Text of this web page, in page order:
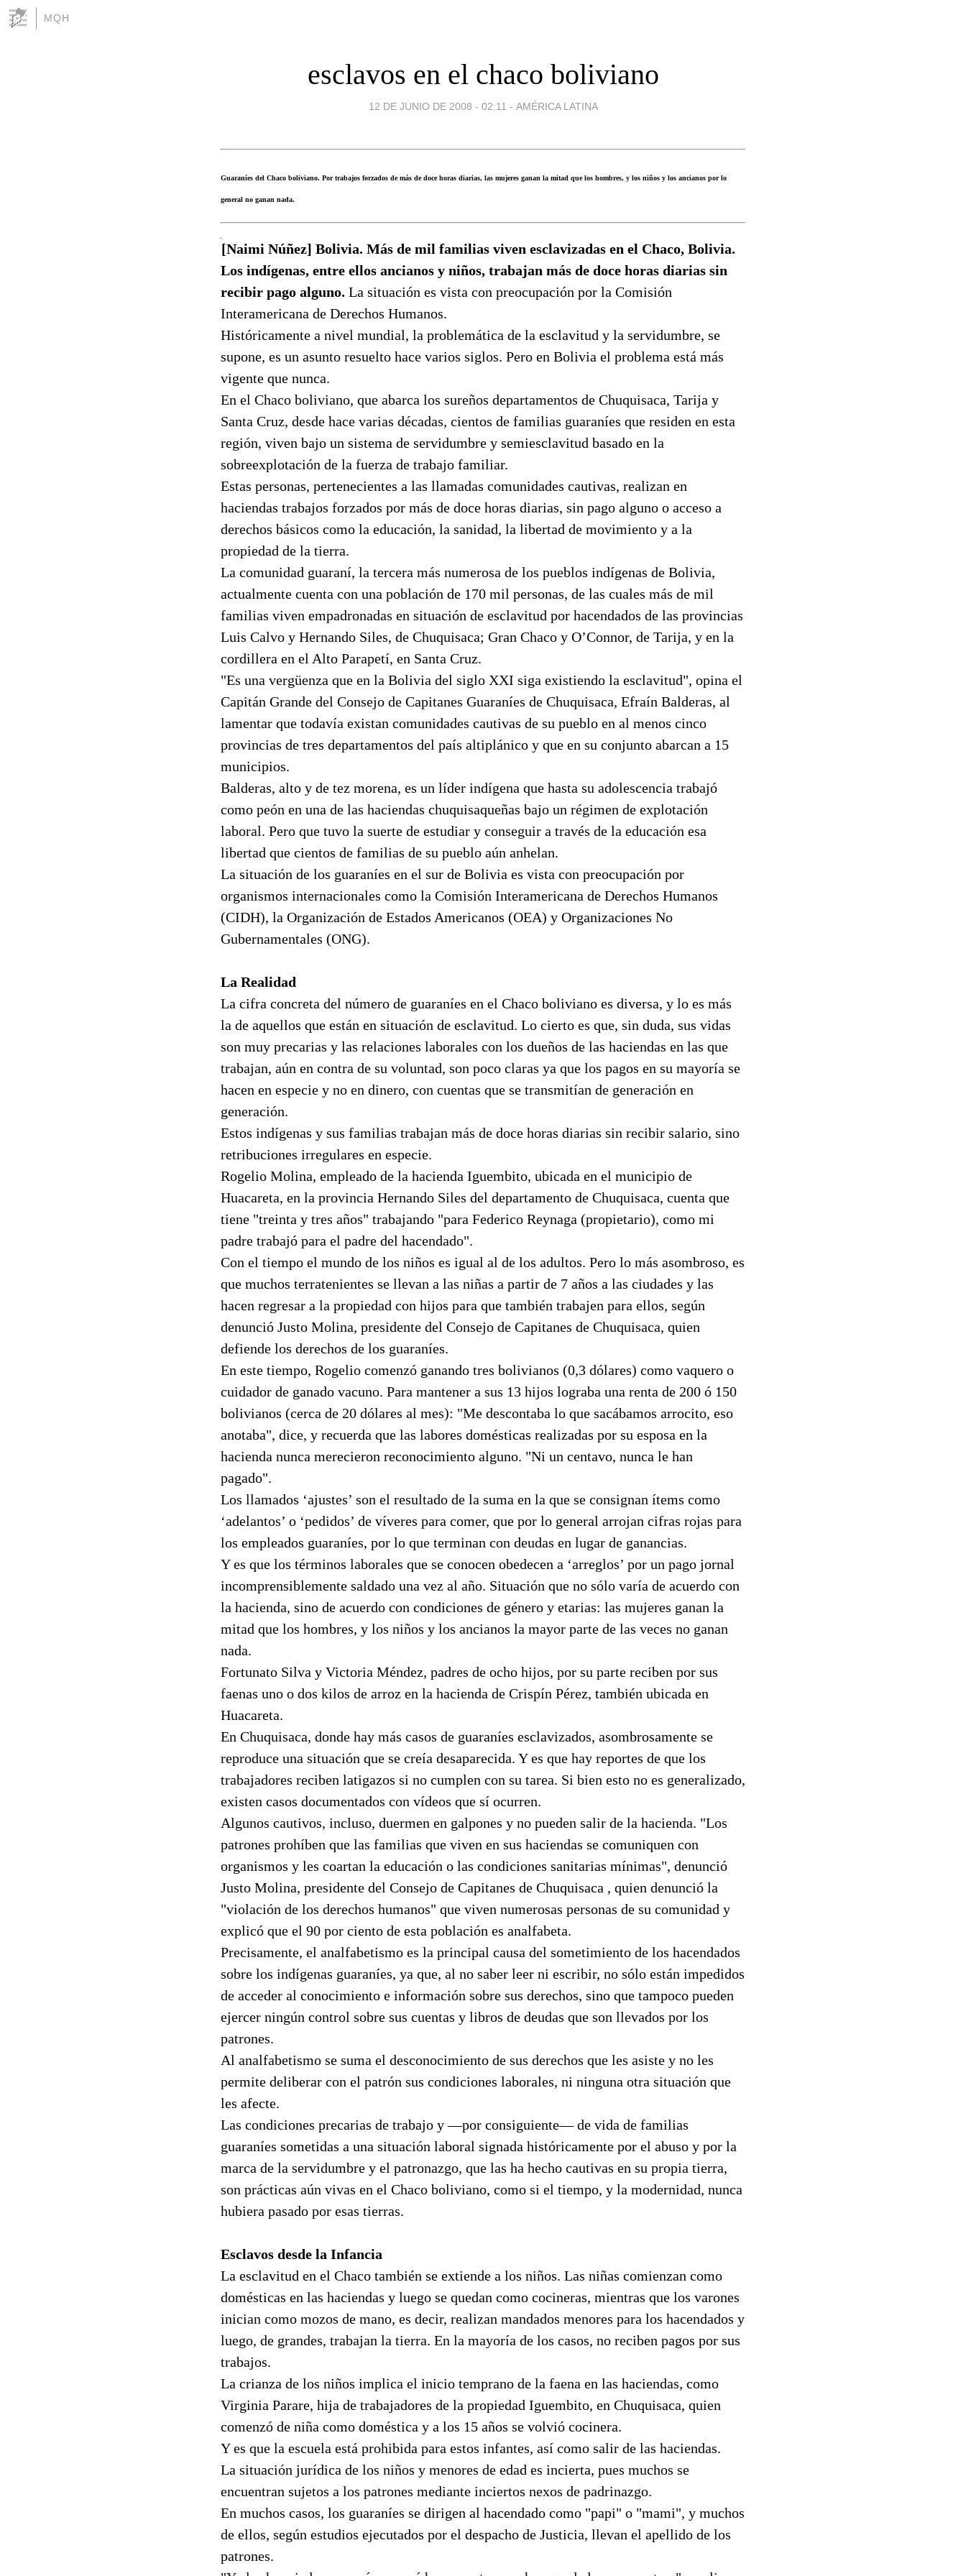
MQH
esclavos en el chaco boliviano
12 DE JUNIO DE 2008 - 02:11 - AMÉRICA LATINA
Guaraníes del Chaco boliviano. Por trabajos forzados de más de doce horas diarias, las mujeres ganan la mitad que los hombres, y los niños y los ancianos por lo
general no ganan nada.
[Naimi Núñez] Bolivia. Más de mil familias viven esclavizadas en el Chaco, Bolivia.
Los indígenas, entre ellos ancianos y niños, trabajan más de doce horas diarias sin
recibir pago alguno. La situación es vista con preocupación por la Comisión
Interamericana de Derechos Humanos.
Históricamente a nivel mundial, la problemática de la esclavitud y la servidumbre, se
supone, es un asunto resuelto hace varios siglos. Pero en Bolivia el problema está más
vigente que nunca.
En el Chaco boliviano, que abarca los sureños departamentos de Chuquisaca, Tarija y
Santa Cruz, desde hace varias décadas, cientos de familias guaraníes que residen en esta
región, viven bajo un sistema de servidumbre y semiesclavitud basado en la
sobreexplotación de la fuerza de trabajo familiar.
Estas personas, pertenecientes a las llamadas comunidades cautivas, realizan en
haciendas trabajos forzados por más de doce horas diarias, sin pago alguno o acceso a
derechos básicos como la educación, la sanidad, la libertad de movimiento y a la
propiedad de la tierra.
La comunidad guaraní, la tercera más numerosa de los pueblos indígenas de Bolivia,
actualmente cuenta con una población de 170 mil personas, de las cuales más de mil
familias viven empadronadas en situación de esclavitud por hacendados de las provincias
Luis Calvo y Hernando Siles, de Chuquisaca; Gran Chaco y O’Connor, de Tarija, y en la
cordillera en el Alto Parapetí, en Santa Cruz.
"Es una vergüenza que en la Bolivia del siglo XXI siga existiendo la esclavitud", opina el
Capitán Grande del Consejo de Capitanes Guaraníes de Chuquisaca, Efraín Balderas, al
lamentar que todavía existan comunidades cautivas de su pueblo en al menos cinco
provincias de tres departamentos del país altiplánico y que en su conjunto abarcan a 15
municipios.
Balderas, alto y de tez morena, es un líder indígena que hasta su adolescencia trabajó
como peón en una de las haciendas chuquisaqueñas bajo un régimen de explotación
laboral. Pero que tuvo la suerte de estudiar y conseguir a través de la educación esa
libertad que cientos de familias de su pueblo aún anhelan.
La situación de los guaraníes en el sur de Bolivia es vista con preocupación por
organismos internacionales como la Comisión Interamericana de Derechos Humanos
(CIDH), la Organización de Estados Americanos (OEA) y Organizaciones No
Gubernamentales (ONG).
La Realidad
La cifra concreta del número de guaraníes en el Chaco boliviano es diversa, y lo es más
la de aquellos que están en situación de esclavitud. Lo cierto es que, sin duda, sus vidas
son muy precarias y las relaciones laborales con los dueños de las haciendas en las que
trabajan, aún en contra de su voluntad, son poco claras ya que los pagos en su mayoría se
hacen en especie y no en dinero, con cuentas que se transmitían de generación en
generación.
Estos indígenas y sus familias trabajan más de doce horas diarias sin recibir salario, sino
retribuciones irregulares en especie.
Rogelio Molina, empleado de la hacienda Iguembito, ubicada en el municipio de
Huacareta, en la provincia Hernando Siles del departamento de Chuquisaca, cuenta que
tiene "treinta y tres años" trabajando "para Federico Reynaga (propietario), como mi
padre trabajó para el padre del hacendado".
Con el tiempo el mundo de los niños es igual al de los adultos. Pero lo más asombroso, es
que muchos terratenientes se llevan a las niñas a partir de 7 años a las ciudades y las
hacen regresar a la propiedad con hijos para que también trabajen para ellos, según
denunció Justo Molina, presidente del Consejo de Capitanes de Chuquisaca, quien
defiende los derechos de los guaraníes.
En este tiempo, Rogelio comenzó ganando tres bolivianos (0,3 dólares) como vaquero o
cuidador de ganado vacuno. Para mantener a sus 13 hijos lograba una renta de 200 ó 150
bolivianos (cerca de 20 dólares al mes): "Me descontaba lo que sacábamos arrocito, eso
anotaba", dice, y recuerda que las labores domésticas realizadas por su esposa en la
hacienda nunca merecieron reconocimiento alguno. "Ni un centavo, nunca le han
pagado".
Los llamados ‘ajustes’ son el resultado de la suma en la que se consignan ítems como
‘adelantos’ o ‘pedidos’ de víveres para comer, que por lo general arrojan cifras rojas para
los empleados guaraníes, por lo que terminan con deudas en lugar de ganancias.
Y es que los términos laborales que se conocen obedecen a ‘arreglos’ por un pago jornal
incomprensiblemente saldado una vez al año. Situación que no sólo varía de acuerdo con
la hacienda, sino de acuerdo con condiciones de género y etarias: las mujeres ganan la
mitad que los hombres, y los niños y los ancianos la mayor parte de las veces no ganan
nada.
Fortunato Silva y Victoria Méndez, padres de ocho hijos, por su parte reciben por sus
faenas uno o dos kilos de arroz en la hacienda de Crispín Pérez, también ubicada en
Huacareta.
En Chuquisaca, donde hay más casos de guaraníes esclavizados, asombrosamente se
reproduce una situación que se creía desaparecida. Y es que hay reportes de que los
trabajadores reciben latigazos si no cumplen con su tarea. Si bien esto no es generalizado,
existen casos documentados con vídeos que sí ocurren.
Algunos cautivos, incluso, duermen en galpones y no pueden salir de la hacienda. "Los
patrones prohíben que las familias que viven en sus haciendas se comuniquen con
organismos y les coartan la educación o las condiciones sanitarias mínimas", denunció
Justo Molina, presidente del Consejo de Capitanes de Chuquisaca , quien denunció la
"violación de los derechos humanos" que viven numerosas personas de su comunidad y
explicó que el 90 por ciento de esta población es analfabeta.
Precisamente, el analfabetismo es la principal causa del sometimiento de los hacendados
sobre los indígenas guaraníes, ya que, al no saber leer ni escribir, no sólo están impedidos
de acceder al conocimiento e información sobre sus derechos, sino que tampoco pueden
ejercer ningún control sobre sus cuentas y libros de deudas que son llevados por los
patrones.
Al analfabetismo se suma el desconocimiento de sus derechos que les asiste y no les
permite deliberar con el patrón sus condiciones laborales, ni ninguna otra situación que
les afecte.
Las condiciones precarias de trabajo y —por consiguiente— de vida de familias
guaraníes sometidas a una situación laboral signada históricamente por el abuso y por la
marca de la servidumbre y el patronazgo, que las ha hecho cautivas en su propia tierra,
son prácticas aún vivas en el Chaco boliviano, como si el tiempo, y la modernidad, nunca
hubiera pasado por esas tierras.
Esclavos desde la Infancia
La esclavitud en el Chaco también se extiende a los niños. Las niñas comienzan como
domésticas en las haciendas y luego se quedan como cocineras, mientras que los varones
inician como mozos de mano, es decir, realizan mandados menores para los hacendados y
luego, de grandes, trabajan la tierra. En la mayoría de los casos, no reciben pagos por sus
trabajos.
La crianza de los niños implica el inicio temprano de la faena en las haciendas, como
Virginia Parare, hija de trabajadores de la propiedad Iguembito, en Chuquisaca, quien
comenzó de niña como doméstica y a los 15 años se volvió cocinera.
Y es que la escuela está prohibida para estos infantes, así como salir de las haciendas.
La situación jurídica de los niños y menores de edad es incierta, pues muchos se
encuentran sujetos a los patrones mediante inciertos nexos de padrinazgo.
En muchos casos, los guaraníes se dirigen al hacendado como "papi" o "mami", y muchos
de ellos, según estudios ejecutados por el despacho de Justicia, llevan el apellido de los
patrones.